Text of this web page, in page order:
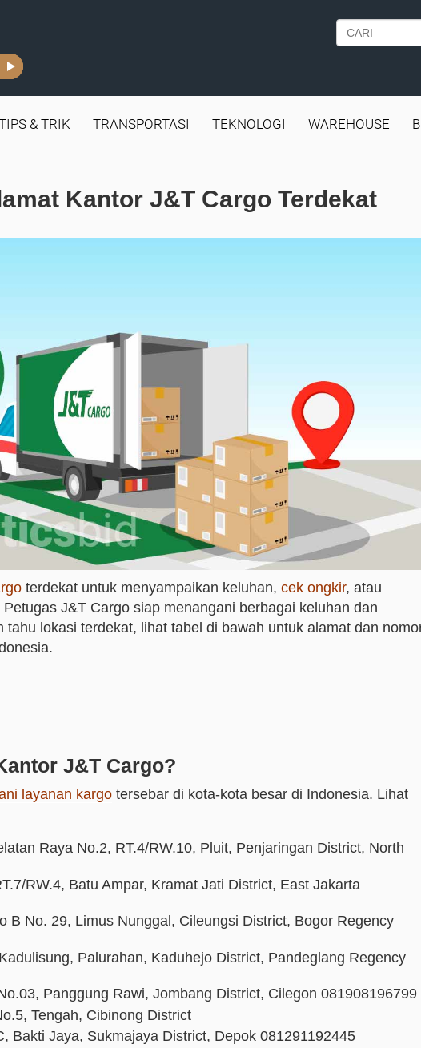
& TRIK TRANSPORTASI TEKNOLOGI WAREHOUSE
Kantor J&T Cargo Terdekat
terdekat untuk menyampaikan keluhan, cek ongkir, atau
J&T Cargo siap menangani berbagai keluhan dan
tahu lokasi terdekat, lihat tabel di bawah untuk alamat dan
J&T Cargo?
layanan kargo tersebar di kota-kota besar di Indonesia. Lihat
Raya No.2, RT.4/RW.10, Pluit, Penjaringan District, North
RW.4, Batu Ampar, Kramat Jati District, East Jakarta
B No. 29, Limus Nunggal, Cileungsi District, Bogor Regency
Palurahan, Kaduhejo District, Pandeglang Regency
Panggung Rawi, Jombang District, Cilegon 081908196799
Tengah, Cibinong District
Bakti Jaya, Sukmajaya District, Depok 081291192445